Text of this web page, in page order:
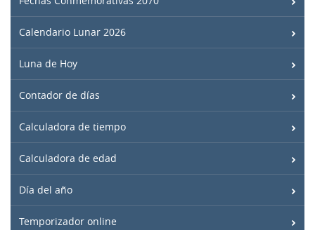
Calendario Lunar 2026
Luna de Hoy
Contador de días
Calculadora de tiempo
Calculadora de edad
Día del año
Temporizador online